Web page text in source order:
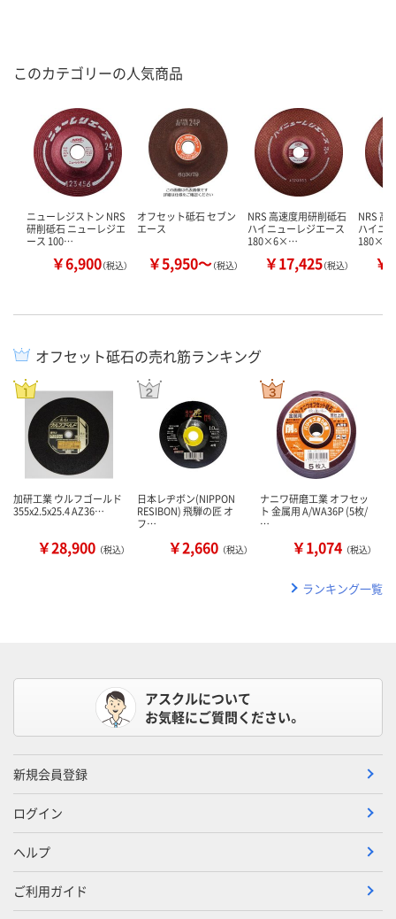
このカテゴリーの人気商品
ニューレジストン NRS
研削砥石 ニューレジエ
ース 100…
￥6,900（税込）
オフセット砥石 セブン
エース
￥5,950～（税込）
NRS 高速度用研削砥石
ハイニューレジエース
180×6×…
￥17,425（税込）
NRS 高
ハイニ
￥
オフセット砥石の売れ筋ランキング
加研工業 ウルフゴールド
355x2.5x25.4 AZ36…
￥28,900 （税込）
日本レヂボン(NIPPON
RESIBON) 飛騨の匠 オ
フ…
￥2,660 （税込）
ナニワ研磨工業 オフセッ
ト 金属用 A/WA36P (5枚/
…
￥1,074 （税込）
ランキング一覧
アスクルについて
お気軽にご質問ください。
新規会員登録
ログイン
ヘルプ
ご利用ガイド